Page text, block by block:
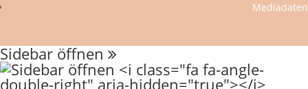
Mediadaten
Sidebar öffnen